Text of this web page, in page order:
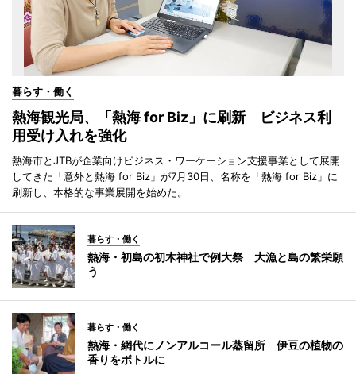
暮らす・働く
熱海観光局、「熱海 for Biz」に刷新 ビジネス利
用受け入れを強化
熱海市とJTBが企業向けビジネス・ワーケーション支援事業として展開
してきた「意外と熱海 for Biz」が7月30日、名称を「熱海 for Biz」に
刷新し、本格的な事業展開を始めた。
暮らす・働く
熱海・初島の初木神社で例大祭 大漁と島の繁栄願
う
暮らす・働く
熱海・網代にノンアルコール蒸留所 伊豆の植物の
香りをボトルに